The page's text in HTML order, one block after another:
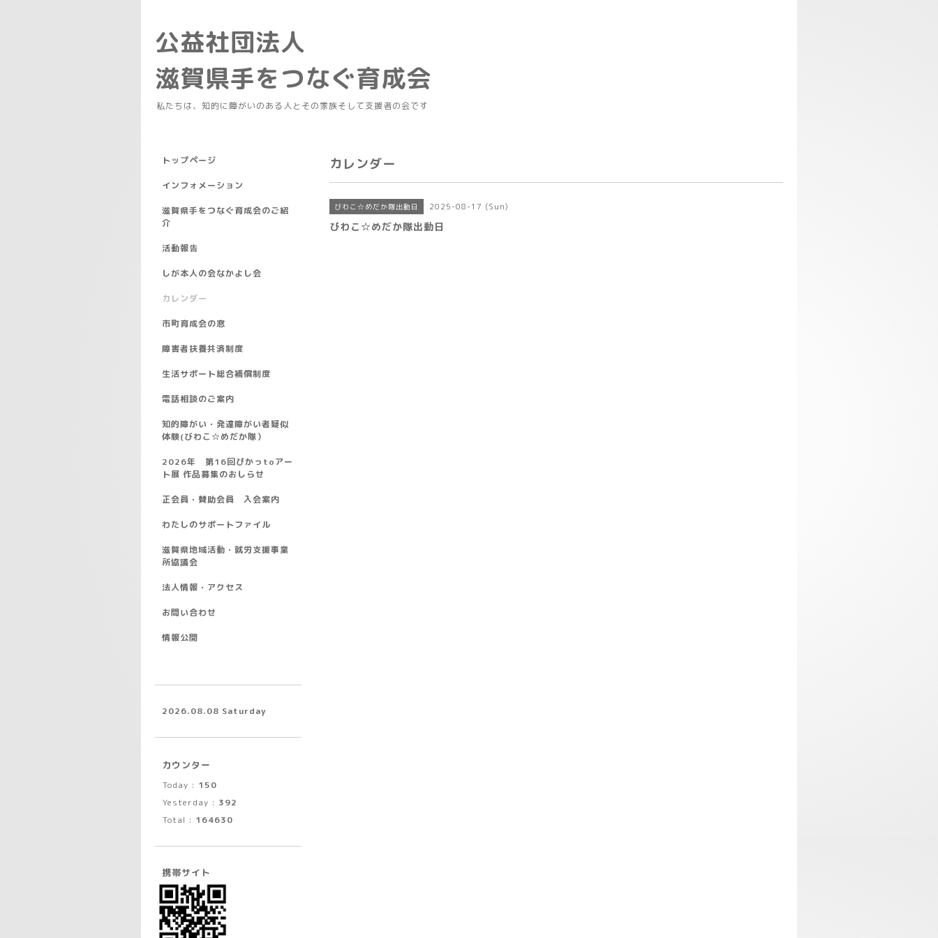
公益社団法人
滋賀県手をつなぐ育成会
私たちは、知的に障がいのある人とその家族そして支援者の会です
カレンダー
びわこ☆めだか隊出動日 2025-08-17 (Sun)
びわこ☆めだか隊出動日
トップページ
インフォメーション
滋賀県手をつなぐ育成会のご紹
介
活動報告
しが本人の会なかよし会
カレンダー
市町育成会の窓
障害者扶養共済制度
生活サポート総合補償制度
電話相談のご案内
知的障がい・発達障がい者疑似
体験(びわこ☆めだか隊）
2026年 第16回ぴかっtoアー
ト展 作品募集のおしらせ
正会員・賛助会員 入会案内
わたしのサポートファイル
滋賀県地域活動・就労支援事業
所協議会
法人情報・アクセス
お問い合わせ
情報公開
2026.08.08 Saturday
カウンター
Today : 150
Yesterday : 392
Total : 164630
携帯サイト